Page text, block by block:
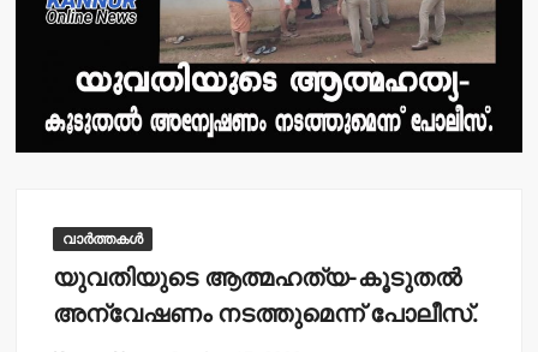
വാർത്തകൾ
യുവതിയുടെ ആത്മഹത്യ-കൂടുതല്‍
അന്വേഷണം നടത്തുമെന്ന് പോലീസ്.